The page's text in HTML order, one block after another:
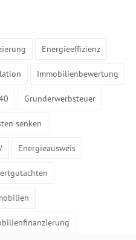
Energieeffizienz
Immobilienbewertung
Grunderwerbsteuer
senken
Energieausweis